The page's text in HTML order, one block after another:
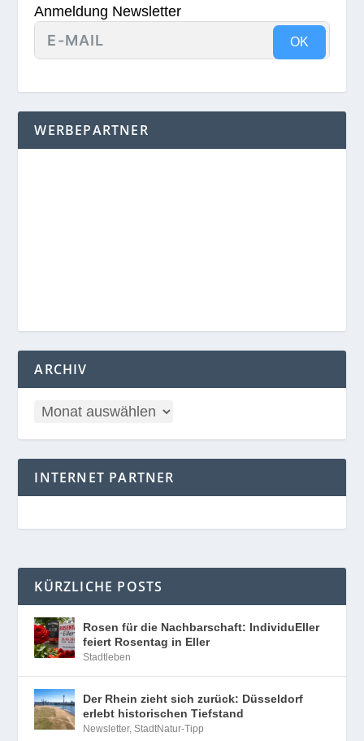
Anmeldung Newsletter
OK
WERBEPARTNER
ARCHIV
INTERNET PARTNER
KÜRZLICHE POSTS
Rosen für die Nachbarschaft: IndividuEller
feiert Rosentag in Eller
Stadtleben
Der Rhein zieht sich zurück: Düsseldorf
erlebt historischen Tiefstand
Newsletter,StadtNatur-Tipp